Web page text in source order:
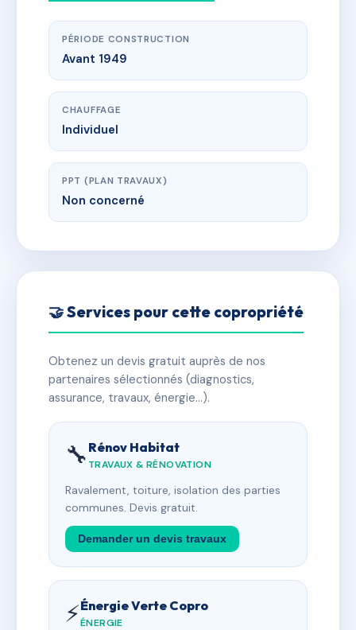
PÉRIODE CONSTRUCTION
Avant 1949
CHAUFFAGE
Individuel
PPT (PLAN TRAVAUX)
Non concerné
🤝 Services pour cette copropriété
Obtenez un devis gratuit auprès de nos
partenaires sélectionnés (diagnostics,
assurance, travaux, énergie…).
🔧 Rénov Habitat
TRAVAUX & RÉNOVATION
Ravalement, toiture, isolation des parties
communes. Devis gratuit.
Demander un devis travaux
⚡Énergie Verte Copro
ÉNERGIE